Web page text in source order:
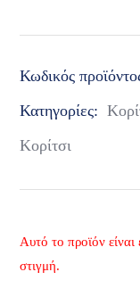
Κωδικός
Κατηγορίες:
Κορίτσι
Αυτό το προϊόν
στιγμή.